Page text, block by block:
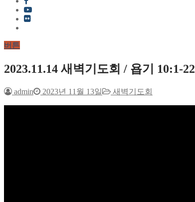
버튼
2023.11.14 새벽기도회 / 욥기 10:1-22
admin 2023년 11월 13일 새벽기도회